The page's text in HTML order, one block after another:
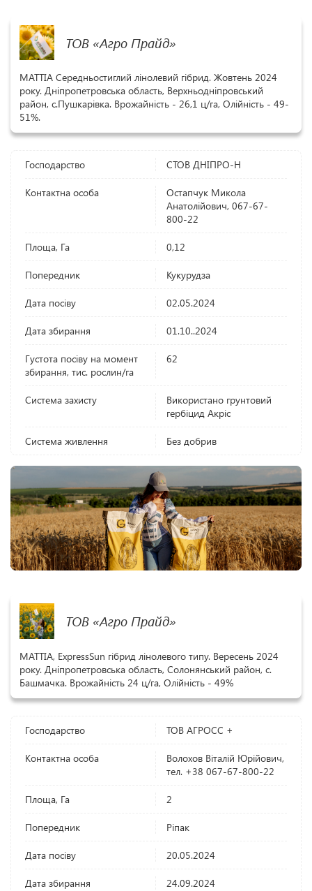
ТОВ «Агро Прайд»
МАТТІА Середньостиглий лінолевий гібрид. Жовтень 2024
року. Дніпропетровська область, Верхньодніпровський
район, с.Пушкарівка. Врожайність - 26,1 ц/га, Олійність - 49-
51%.
Господарство СТОВ ДНІПРО-Н
Контактна особа
Остапчук Микола
Анатолійович, 067-67-
800-22
Площа, Га 0,12
Попередник Кукурудза
Дата посіву 02.05.2024
Дата збирання 01.10..2024
Густота посіву на момент
збирання, тис. рослин/га
62
Система захисту
Використано грунтовий
гербіцид Акріс
Система живлення Без добрив
ТОВ «Агро Прайд»
MATTIA, ExpressSun гібрид лінолевого типу. Вересень 2024
року. Дніпропетровська область, Солонянський район, с.
Башмачка. Врожайність 24 ц/га, Олійність - 49%
Господарство ТОВ АГРОСС +
Контактна особа
Волохов Віталій Юрійович,
тел. +38 067-67-800-22
Площа, Га 2
Попередник Ріпак
Дата посіву 20.05.2024
Дата збирання 24.09.2024